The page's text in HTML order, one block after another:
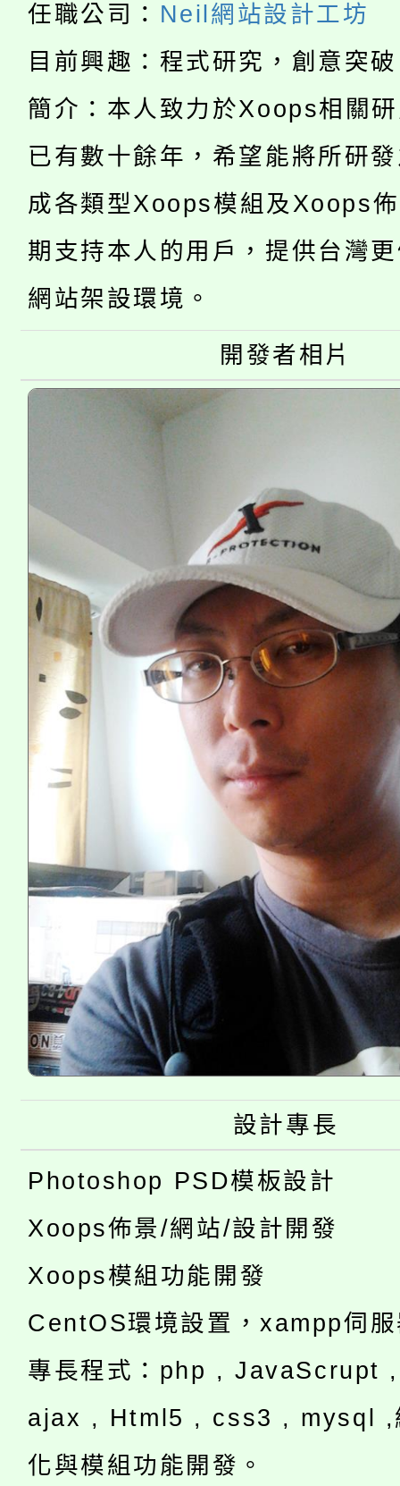
程，歡迎學生輔導中心
心理、諮商輔導、社會
系所師生報名參加。
會
115年食農教育專業人
程
學期銜接期間理賠案件
學籍身 分審查程序及
版
淨零綠領人才培育課程
公告本校115學年度第
代理(課)教師甄選結果(
「2026金融保險知識
車」活動
桃園市115學年度學生
生本土語及新住民語歌
公告本校115學年度第
代理(課)教師甄選結果(
公告本校115學年度第
代理(課)教師甄選結果(
轉知中國文化大學推廣
《TA101》溝通分析基
心理、諮商輔導、社會
系所師生報名參加。
任職公司： Neil網站設計工坊
目前興趣：程式研究，創意突
簡介：本人致力於Xoops相關
已有數十餘年，希望能將所研
成各類型Xoops模組及Xoops
期支持本人的用戶，提供台灣
網站架設環境。
開發者相片
設計專長
Photoshop PSD模板設計
Xoops佈景/網站/設計開發
Xoops模組功能開發
CentOS環境設置，xampp伺
專長程式：php , JavaScrupt
ajax , Html5 , css3 , mysql ,
化與模組功能開發。